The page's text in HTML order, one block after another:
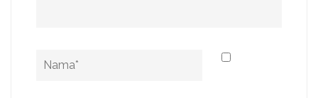
Name